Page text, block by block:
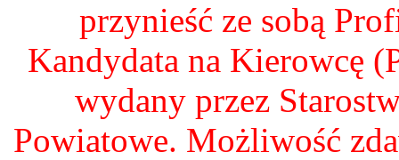
przynieść ze sobą
Kandydata na Kierowcę
wydany przez
Powiatowe. Możliwość